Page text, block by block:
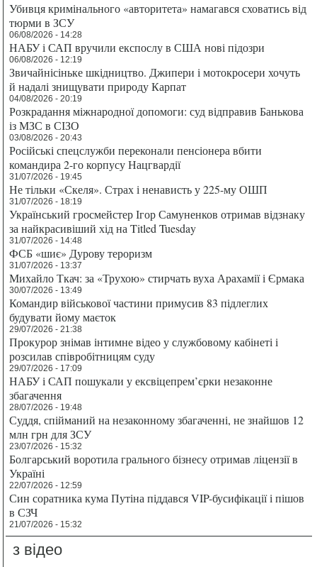
Убивця кримінального «авторитета» намагався сховатись від
тюрми в ЗСУ
06/08/2026 - 14:28
НАБУ і САП вручили експослу в США нові підозри
06/08/2026 - 12:19
Звичайнісіньке шкідництво. Джипери і мотокросери хочуть
й надалі знищувати природу Карпат
04/08/2026 - 20:19
Розкрадання міжнародної допомоги: суд відправив Банькова
із МЗС в СІЗО
03/08/2026 - 20:43
Російські спецслужби переконали пенсіонера вбити
командира 2-го корпусу Нацгвардії
31/07/2026 - 19:45
Не тільки «Скеля». Страх і ненависть у 225-му ОШП
31/07/2026 - 18:19
Український гросмейстер Ігор Самуненков отримав відзнаку
за найкрасивіший хід на Titled Tuesday
31/07/2026 - 14:48
ФСБ «шиє» Дурову тероризм
31/07/2026 - 13:37
Михайло Ткач: за «Трухою» стирчать вуха Арахамії і Єрмака
30/07/2026 - 13:49
Командир військової частини примусив 83 підлеглих
будувати йому маєток
29/07/2026 - 21:38
Прокурор знімав інтимне відео у службовому кабінеті і
розсилав співробітницям суду
29/07/2026 - 17:09
НАБУ і САП пошукали у ексвіцепрем’єрки незаконне
збагачення
28/07/2026 - 19:48
Суддя, спійманий на незаконному збагаченні, не знайшов 12
млн грн для ЗСУ
23/07/2026 - 15:32
Болгарський воротила грального бізнесу отримав ліцензії в
Україні
22/07/2026 - 12:59
Син соратника кума Путіна піддався VIP-бусифікації і пішов
в СЗЧ
21/07/2026 - 15:32
з відео